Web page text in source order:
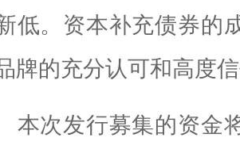
低。资本补充债券的
牌的充分认可和高度
次发行募集的资金将